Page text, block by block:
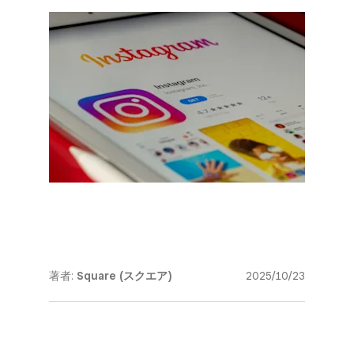
著者: Square (スクエア) 2025/10/23